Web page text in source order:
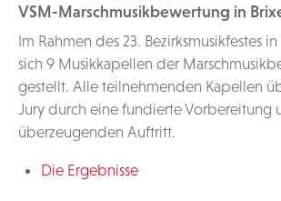
VSM-Marschmusikbewertung in
Im Rahmen des 23. Bezirksmusikfestes
sich 9 Musikkapellen der
gestellt. Alle teilnehmenden Kapellen
Jury durch eine fundierte Vorbereitung
überzeugenden Auftritt.
Die Ergebnisse